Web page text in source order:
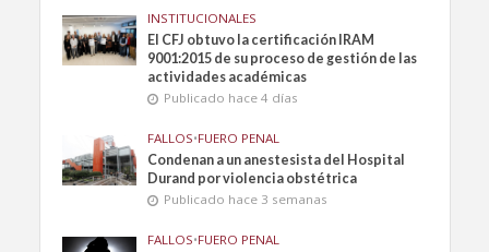
INSTITUCIONALES
El CFJ obtuvo la certificación IRAM
9001:2015 de su proceso de gestión de las
actividades académicas
Publicado hace 4 días
FALLOS•FUERO PENAL
Condenan a un anestesista del Hospital
Durand por violencia obstétrica
Publicado hace 3 semanas
FALLOS•FUERO PENAL